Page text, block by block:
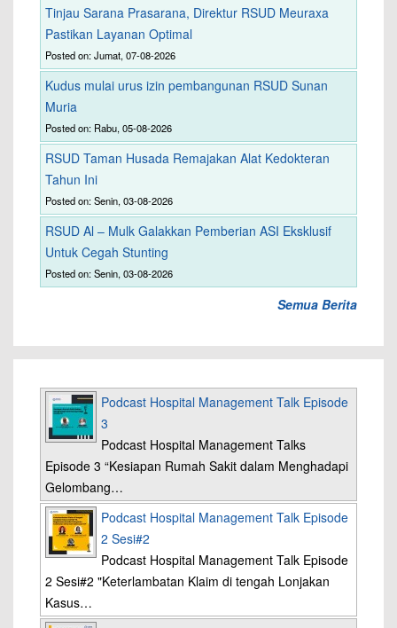
Tinjau Sarana Prasarana, Direktur RSUD Meuraxa
Pastikan Layanan Optimal
Posted on: Jumat, 07-08-2026
Kudus mulai urus izin pembangunan RSUD Sunan
Muria
Posted on: Rabu, 05-08-2026
RSUD Taman Husada Remajakan Alat Kedokteran
Tahun Ini
Posted on: Senin, 03-08-2026
RSUD Al – Mulk Galakkan Pemberian ASI Eksklusif
Untuk Cegah Stunting
Posted on: Senin, 03-08-2026
Semua Berita
Podcast Hospital Management Talk Episode
3
Podcast Hospital Management Talks
Episode 3 “Kesiapan Rumah Sakit dalam Menghadapi
Gelombang…
Podcast Hospital Management Talk Episode
2 Sesi#2
Podcast Hospital Management Talk Episode
2 Sesi#2 "Keterlambatan Klaim di tengah Lonjakan
Kasus…